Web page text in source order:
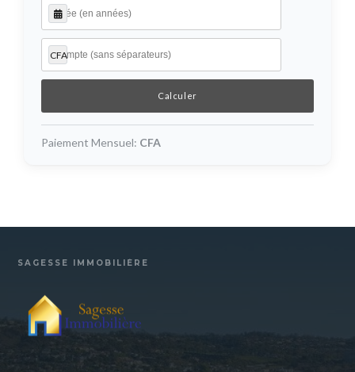
CFA
Paiement Mensuel: CFA
SAGESSE IMMOBILIÈRE